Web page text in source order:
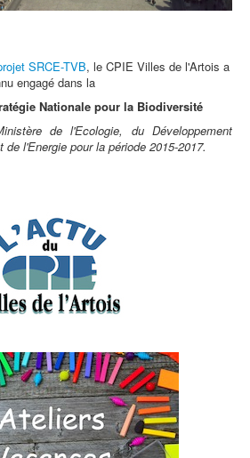
SRCE-TVB, le CPIE Villes de l'Artois a
engagé dans la
Nationale pour la Biodiversité
de l'Ecologie, du Développement
de l'Energie pour la période 2015-2017.